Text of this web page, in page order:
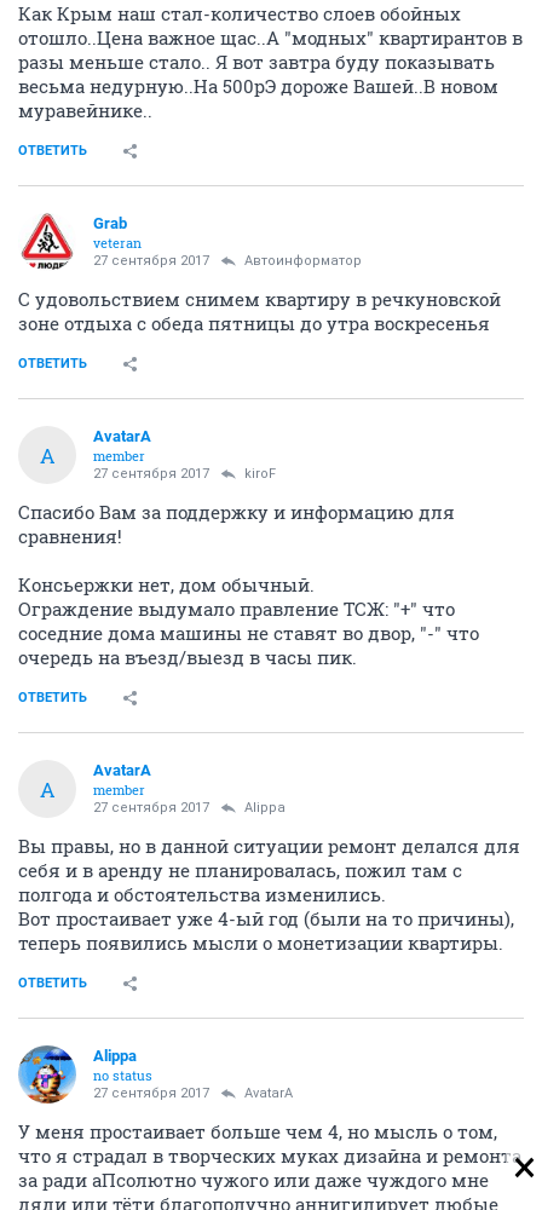
Как Крым наш стал-количество слоев обойных
отошло..Цена важное щас..А "модных" квартирантов в
разы меньше стало.. Я вот завтра буду показывать
весьма недурную..На 500рЭ дороже Вашей..В новом
муравейнике..
ОТВЕТИТЬ
Grab
veteran
27 сентября 2017 Автоинформатор
С удовольствием снимем квартиру в речкуновской
зоне отдыха с обеда пятницы до утра воскресенья
ОТВЕТИТЬ
A
AvatarA
member
27 сентября 2017 kiroF
Спасибо Вам за поддержку и информацию для
сравнения!
Консьержки нет, дом обычный.
Ограждение выдумало правление ТСЖ: "+" что
соседние дома машины не ставят во двор, "-" что
очередь на въезд/выезд в часы пик.
ОТВЕТИТЬ
A
AvatarA
member
27 сентября 2017 Alippa
Вы правы, но в данной ситуации ремонт делался для
себя и в аренду не планировалась, пожил там с
полгода и обстоятельства изменились.
Вот простаивает уже 4-ый год (были на то причины),
теперь появились мысли о монетизации квартиры.
ОТВЕТИТЬ
Alippa
no status
27 сентября 2017 AvatarA
У меня простаивает больше чем 4, но мысль о том,
что я страдал в творческих муках дизайна и ремонта
за ради аПсолютно чужого или даже чуждого мне
дяди или тёти благополучно аннигилирует любые